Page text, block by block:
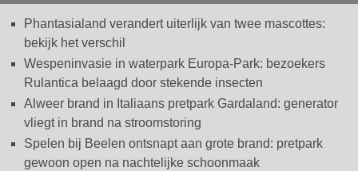
Phantasialand verandert uiterlijk van twee mascottes:
bekijk het verschil
Wespeninvasie in waterpark Europa-Park: bezoekers
Rulantica belaagd door stekende insecten
Alweer brand in Italiaans pretpark Gardaland: generator
vliegt in brand na stroomstoring
Spelen bij Beelen ontsnapt aan grote brand: pretpark
gewoon open na nachtelijke schoonmaak